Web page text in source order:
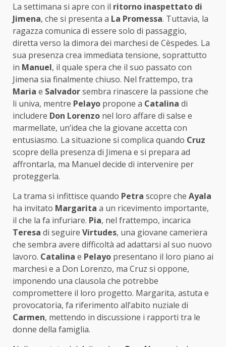
La settimana si apre con il ritorno inaspettato di
Jimena, che si presenta a La Promessa. Tuttavia, la
ragazza comunica di essere solo di passaggio,
diretta verso la dimora dei marchesi de Cèspedes. La
sua presenza crea immediata tensione, soprattutto
in Manuel, il quale spera che il suo passato con
Jimena sia finalmente chiuso. Nel frattempo, tra
Maria e Salvadorsembra rinascere la passione che
li univa, mentre Pelayo propone a Catalina di
includere Don Lorenzo nel loro affare di salse e
marmellate, un’idea che la giovane accetta con
entusiasmo. La situazione si complica quando Cruz
scopre della presenza di Jimena e si prepara ad
affrontarla, ma Manuel decide di intervenire per
proteggerla.
La trama si infittisce quando Petra scopre che Ayala
ha invitato Margarita a un ricevimento importante,
il che la fa infuriare. Pia, nel frattempo, incarica
Teresa di seguire Virtudes, una giovane cameriera
che sembra avere difficoltà ad adattarsi al suo nuovo
lavoro. Catalina e Pelayo presentano il loro piano ai
marchesi e a Don Lorenzo, ma Cruz si oppone,
imponendo una clausola che potrebbe
compromettere il loro progetto. Margarita, astuta e
provocatoria, fa riferimento all’abito nuziale di
Carmen, mettendo in discussione i rapporti tra le
donne della famiglia.